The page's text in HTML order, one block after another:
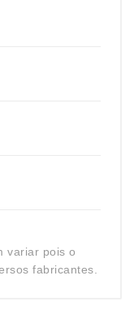
variar pois o
fabricantes.